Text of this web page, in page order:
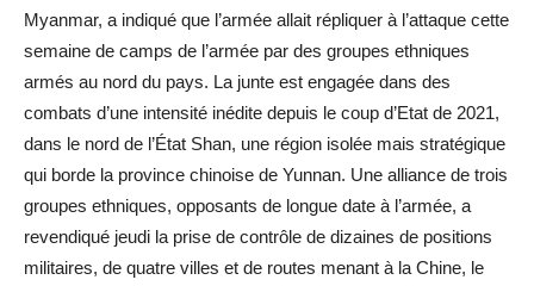
Myanmar, a indiqué que l’armée allait répliquer à l’attaque cette
semaine de camps de l’armée par des groupes ethniques
armés au nord du pays. La junte est engagée dans des
combats d’une intensité inédite depuis le coup d’Etat de 2021,
dans le nord de l’État Shan, une région isolée mais stratégique
qui borde la province chinoise de Yunnan. Une alliance de trois
groupes ethniques, opposants de longue date à l’armée, a
revendiqué jeudi la prise de contrôle de dizaines de positions
militaires, de quatre villes et de routes menant à la Chine, le